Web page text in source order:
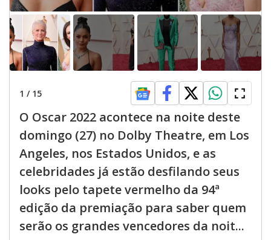
1 / 15
O Oscar 2022 acontece na noite deste
domingo (27) no Dolby Theatre, em Los
Angeles, nos Estados Unidos, e as
celebridades já estão desfilando seus
looks pelo tapete vermelho da 94ª
edição da premiação para saber quem
serão os grandes vencedores da noit...